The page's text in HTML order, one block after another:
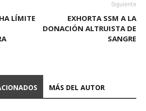
LÍMITE
Siguiente
EXHORTA SSM A LA
DONACIÓN ALTRUISTA DE
SANGRE
MÁS DEL AUTOR